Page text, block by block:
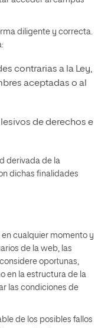
diligente y correcta.
contrarias a la Ley,
aceptadas o al
de derechos e
derivada de la
dichas finalidades
en cualquier momento y
de la web, las
oportunas,
en la estructura de la
las condiciones de
de los posibles fallos